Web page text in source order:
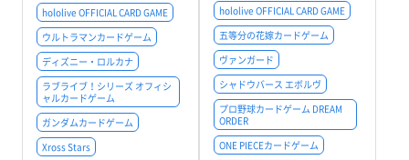
hololive OFFICIAL CARD GAME
ウルトラマンカードゲーム
ディズニー・ロルカナ
ラブライブ！シリーズ オフィシ
ャルカードゲーム
ガンダムカードゲーム
Xross Stars
hololive OFFICIAL CARD GAME
五等分の花嫁カードゲーム
ヴァンガード
シャドウバース エボルヴ
プロ野球カードゲーム DREAM
ORDER
ONE PIECEカードゲーム